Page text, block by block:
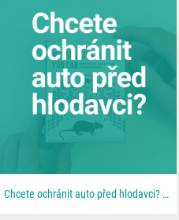
Chcete ochránit auto před hlodavci? 🐀 📦 Všechno najdeš u nás na 👉 dratek.cz #arduino...